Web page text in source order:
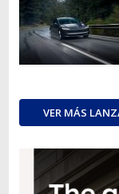
VER MÁS